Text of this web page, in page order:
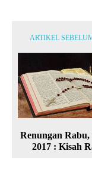
ARTIKEL
Renungan Rabu,
2017 : Kisah